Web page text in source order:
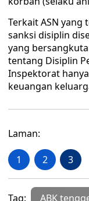
Terkait ASN
sanksi disiplin
yang
tentang Disiplin
Inspektorat
keuangan
Laman:
1 2 3
Tag: ABK